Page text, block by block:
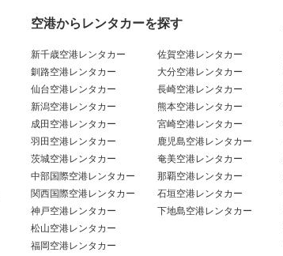
空港からレンタカーを探す
新千歳空港レンタカー
釧路空港レンタカー
仙台空港レンタカー
新潟空港レンタカー
成田空港レンタカー
羽田空港レンタカー
茨城空港レンタカー
中部国際空港レンタカー
関西国際空港レンタカー
神戸空港レンタカー
松山空港レンタカー
福岡空港レンタカー
佐賀空港レンタカー
大分空港レンタカー
長崎空港レンタカー
熊本空港レンタカー
宮崎空港レンタカー
鹿児島空港レンタカー
奄美空港レンタカー
那覇空港レンタカー
石垣空港レンタカー
下地島空港レンタカー